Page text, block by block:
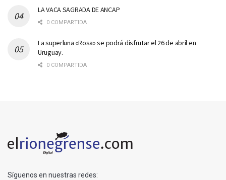
LA VACA SAGRADA DE ANCAP
0 COMPARTIDA
La superluna «Rosa» se podrá disfrutar el 26 de abril en
Uruguay.
0 COMPARTIDA
Síguenos en nuestras redes: